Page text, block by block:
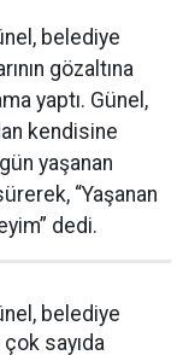
belediye
gözaltına
yaptı. Günel,
kendisine
yaşanan
“Yaşanan
dedi.
belediye
sayıda